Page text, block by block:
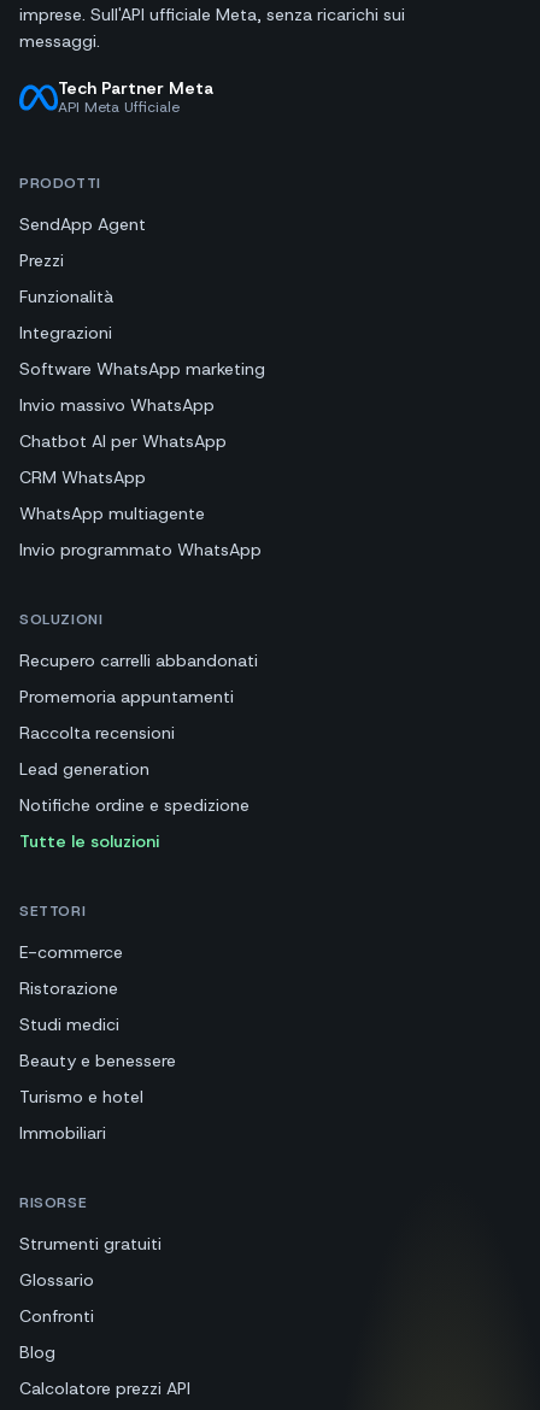
imprese. Sull'API ufficiale Meta, senza ricarichi sui
messaggi.
Tech Partner Meta
API Meta Ufficiale
PRODOTTI
SendApp Agent
Prezzi
Funzionalità
Integrazioni
Software WhatsApp marketing
Invio massivo WhatsApp
Chatbot AI per WhatsApp
CRM WhatsApp
WhatsApp multiagente
Invio programmato WhatsApp
SOLUZIONI
Recupero carrelli abbandonati
Promemoria appuntamenti
Raccolta recensioni
Lead generation
Notifiche ordine e spedizione
Tutte le soluzioni
SETTORI
E-commerce
Ristorazione
Studi medici
Beauty e benessere
Turismo e hotel
Immobiliari
RISORSE
Strumenti gratuiti
Glossario
Confronti
Blog
Calcolatore prezzi API